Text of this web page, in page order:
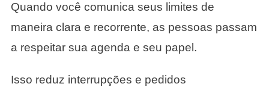
Quando você comunica seus limites de
maneira clara e recorrente, as pessoas passam
a respeitar sua agenda e seu papel.
Isso reduz interrupções e pedidos